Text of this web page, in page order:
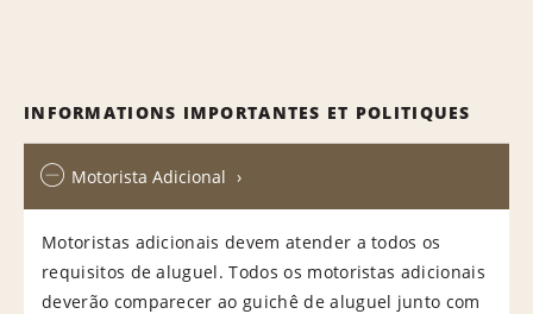
INFORMATIONS IMPORTANTES ET POLITIQUES
Motorista Adicional
Motoristas adicionais devem atender a todos os
requisitos de aluguel. Todos os motoristas adicionais
deverão comparecer ao guichê de aluguel junto com